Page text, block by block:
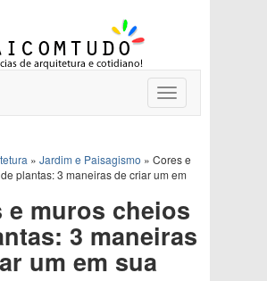
Toggle
navigation
» Jardim e Paisagismo » Cores e
plantas: 3 maneiras de criar um em
e muros cheios
3 maneiras
um em sua